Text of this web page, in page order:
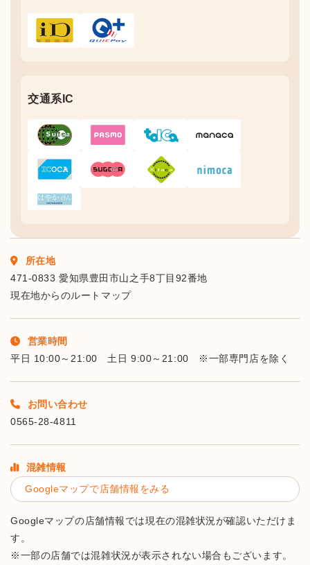
交通系IC
所在地
471-0833 愛知県豊田市山之手8丁目92番地
現在地からのルートマップ
営業時間
平日 10:00～21:00 土日 9:00～21:00 ※一部専門店を除く
お問い合わせ
0565-28-4811
混雑情報
Googleマップで店舗情報をみる
Googleマップの店舗情報では現在の混雑状況が確認いただけま
す。
※一部の店舗では混雑状況が表示されない場合もございます。